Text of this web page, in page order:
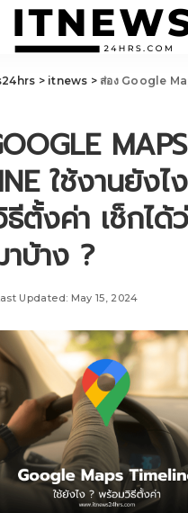
> itnews > ส่อง Google Maps Timeline ใช้งานยังไ
MAPS
ใช้งานยังไ
ตั้งค่า เช็กได้
าบ้าง ?
Updated: May 15, 2024